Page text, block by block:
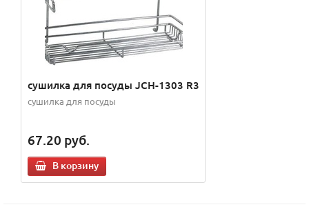
сушилка для посуды JCH-1303 R3
сушилка для посуды
67.20 руб.
В корзину